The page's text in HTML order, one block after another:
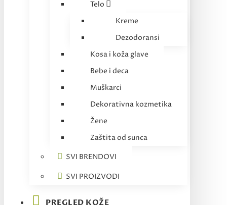
Telo
Kreme
Dezodoransi
Kosa i koža glave
Bebe i deca
Muškarci
Dekorativna kozmetika
Žene
Zaštita od sunca
SVI BRENDOVI
SVI PROIZVODI
PREGLED KOŽE